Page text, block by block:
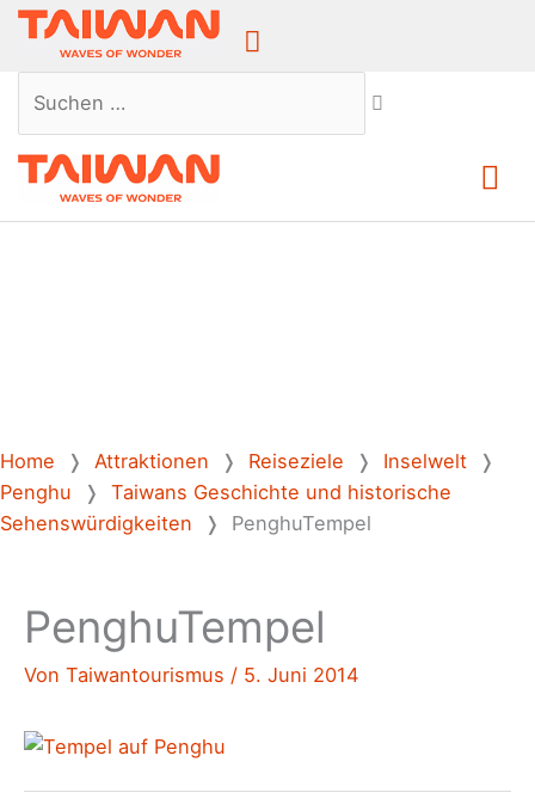
Above
Suchen …
Home ❭ Attraktionen ❭ Reiseziele ❭ Inselwelt ❭
Penghu ❭ Taiwans Geschichte und historische
Sehenswürdigkeiten ❭ PenghuTempel
PenghuTempel
Von Taiwantourismus / 5. Juni 2014